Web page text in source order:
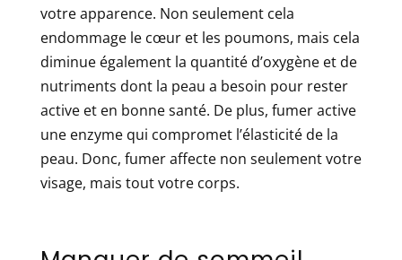
votre apparence. Non seulement cela
endommage le cœur et les poumons, mais cela
diminue également la quantité d’oxygène et de
nutriments dont la peau a besoin pour rester
active et en bonne santé. De plus, fumer active
une enzyme qui compromet l’élasticité de la
peau. Donc, fumer affecte non seulement votre
visage, mais tout votre corps.